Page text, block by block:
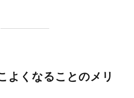
よくなることのメリ